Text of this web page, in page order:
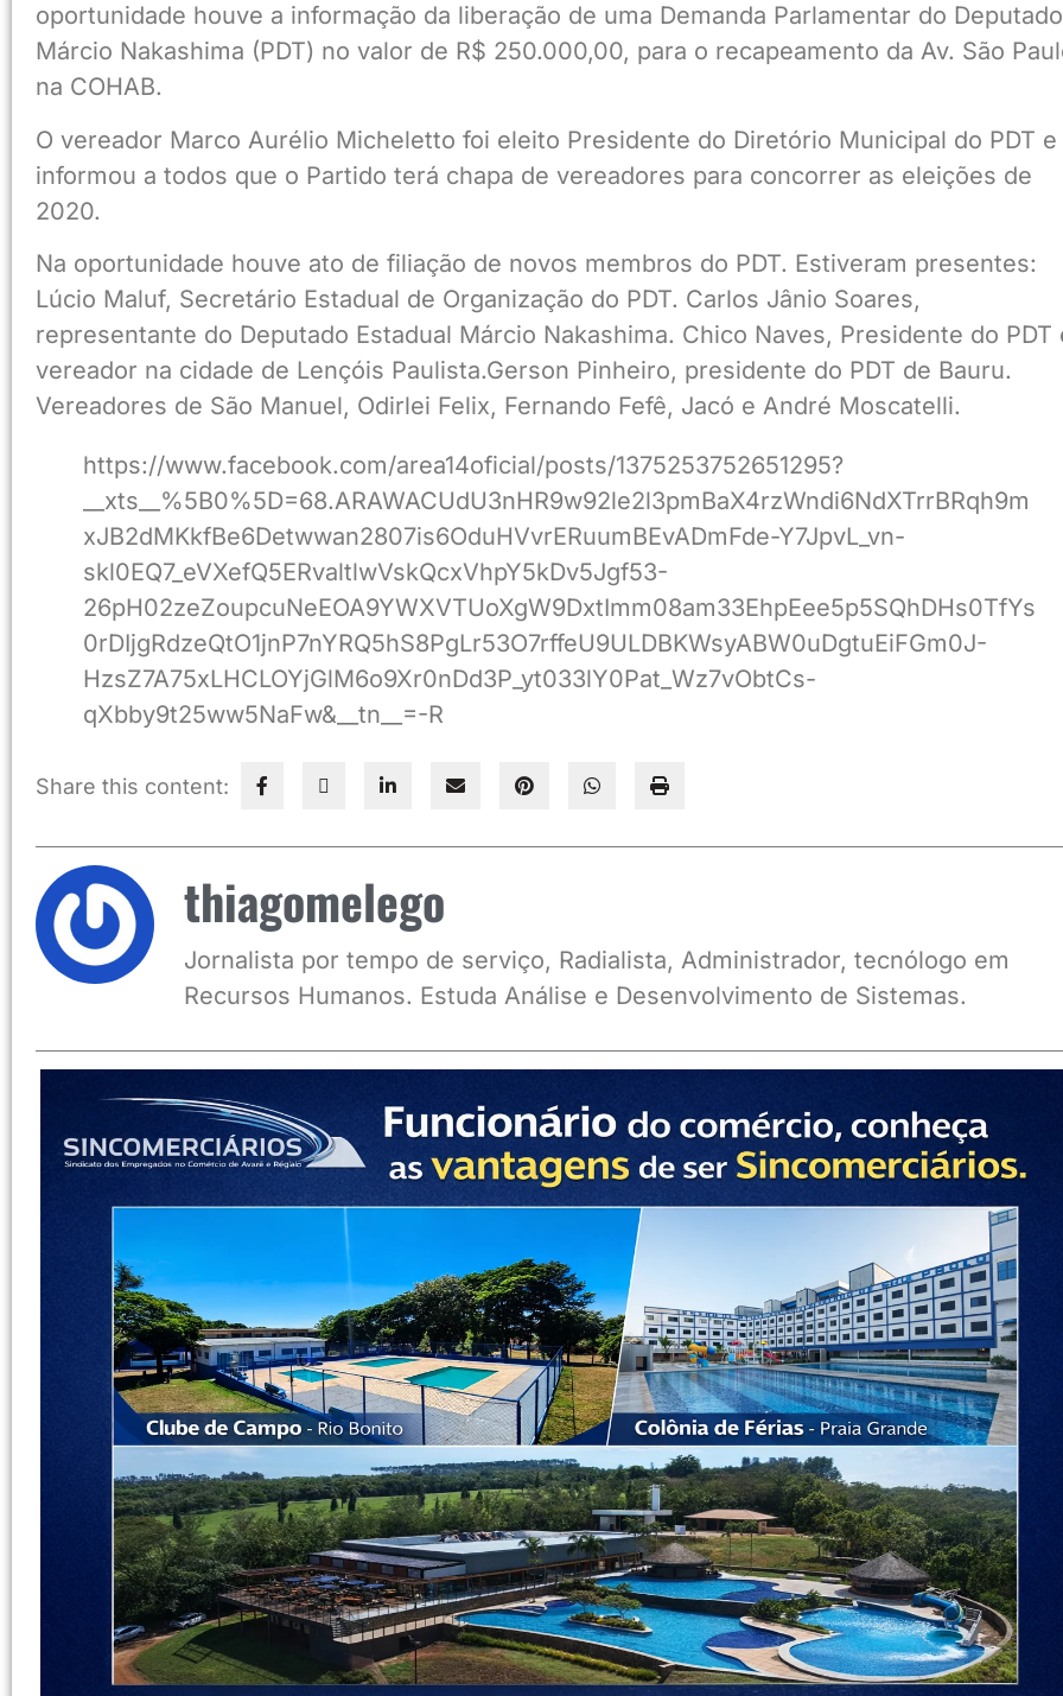
oportunidade houve a informação da liberação de uma Demanda Parlamentar do Deputado
Márcio Nakashima (PDT) no valor de R$ 250.000,00, para o recapeamento da Av. São
na COHAB.
O vereador Marco Aurélio Micheletto foi eleito Presidente do Diretório Municipal do PDT e
informou a todos que o Partido terá chapa de vereadores para concorrer as eleições de
2020.
Na oportunidade houve ato de filiação de novos membros do PDT. Estiveram presentes:
Lúcio Maluf, Secretário Estadual de Organização do PDT. Carlos Jânio Soares,
representante do Deputado Estadual Márcio Nakashima. Chico Naves, Presidente do PDT
vereador na cidade de Lençóis Paulista.Gerson Pinheiro, presidente do PDT de Bauru.
Vereadores de São Manuel, Odirlei Felix, Fernando Fefê, Jacó e André Moscatelli.
https://www.facebook.com/area14oficial/posts/1375253752651295?
__xts__%5B0%5D=68.ARAWACUdU3nHR9w92le2l3pmBaX4rzWndi6NdXTrrBRqh9m
xJB2dMKkfBe6Detwwan2807is6OduHVvrERuumBEvADmFde-Y7JpvL_vn-
skl0EQ7_eVXefQ5ERvaltlwVskQcxVhpY5kDv5Jgf53-
26pH02zeZoupcuNeEOA9YWXVTUoXgW9DxtImm08am33EhpEee5p5SQhDHs0TfYs
0rDIjgRdzeQtO1jnP7nYRQ5hS8PgLr53O7rffeU9ULDBKWsyABW0uDgtuEiFGm0J-
HzsZ7A75xLHCLOYjGlM6o9Xr0nDd3P_yt033lY0Pat_Wz7vObtCs-
qXbby9t25ww5NaFw&__tn__=-R
Share this content:
thiagomelego
Jornalista por tempo de serviço, Radialista, Administrador, tecnólogo em
Recursos Humanos. Estuda Análise e Desenvolvimento de Sistemas.